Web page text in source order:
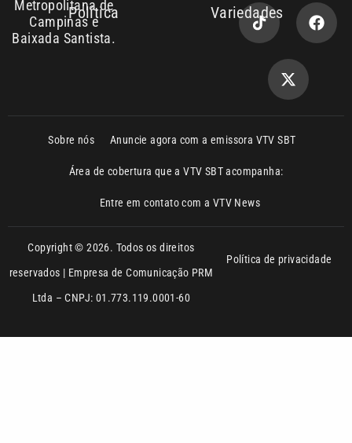
Anuncie agora com a emissora VTV SBT
Copyright © 2026. Todos os direitos